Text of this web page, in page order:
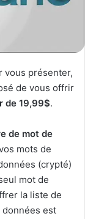
vous présenter,
de vous offrir
de 19,99$.
de mot de
mots de
(crypté)
mot de
la liste de
données est